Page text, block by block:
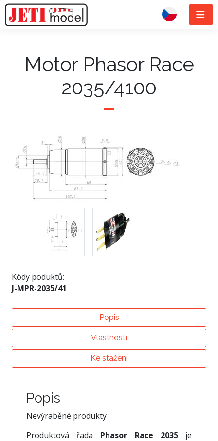
Motor Phasor Race
2035/4100
Kódy poduktů:
J-MPR-2035/41
Popis
Vlastnosti
Ke stažení
Popis
Nevýraběné produkty
Produktová řada Phasor Race 2035 je